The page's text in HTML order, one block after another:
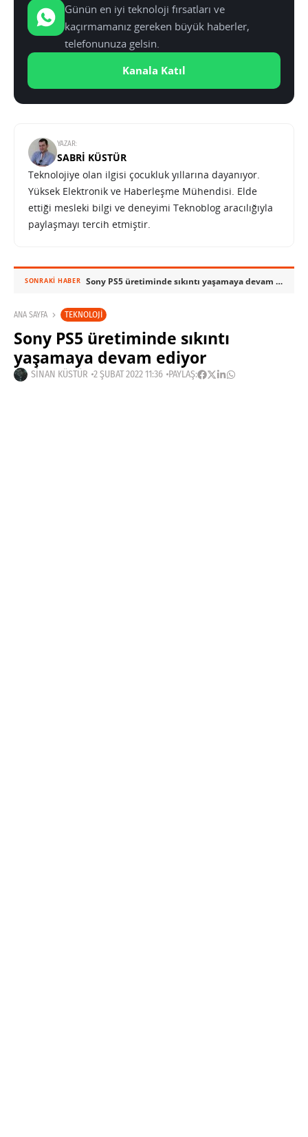
Günün en iyi teknoloji fırsatları ve
kaçırmamanız gereken büyük haberler,
telefonunuza gelsin.
Kanala Katıl
YAZAR:
SABRI KÜSTÜR
Teknolojiye olan ilgisi çocukluk yıllarına dayanıyor.
Yüksek Elektronik ve Haberleşme Mühendisi. Elde
ettiği mesleki bilgi ve deneyimi Teknoblog aracılığıyla
paylaşmayı tercih etmiştir.
SONRAKI HABER Sony PS5 üretiminde sıkıntı yaşamaya devam ediyor
ANA SAYFA TEKNOLOJI
Sony PS5 üretiminde sıkıntı
yaşamaya devam ediyor
SINAN KÜSTÜR 2 ŞUBAT 2022 11:36 PAYLAŞ: